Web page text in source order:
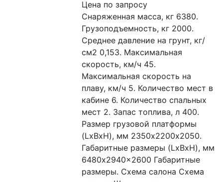
Цена по запросу
Снаряженная масса, кг 6380.
Грузоподъемность, кг 2000.
Среднее давление на грунт, кг/
см2 0,153. Максимальная
скорость, км/ч 45.
Максимальная скорость на
плаву, км/ч 5. Количество мест в
кабине 6. Количество спальных
мест 2. Запас топлива, л 400.
Размер грузовой платформы
(LxBхH), мм 2350х2200х2050.
Габаритные размеры (LxBxH), мм
6480x2940x2600 Габаритные
размеры. Схема салона Схема